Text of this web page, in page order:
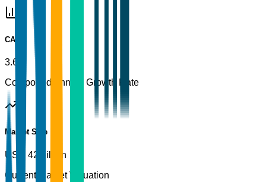
CAGR
3.6%
Compound Annual Growth Rate
Market Size
USD 42 billion
Current Market Valuation